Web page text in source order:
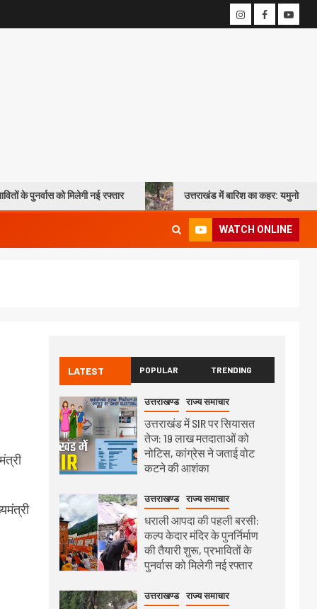
नई रफ्तार उत्तराखंड में बारिश का कहर: यमुनोत्री और बदरीनाथ हाईवे
WATCH ONLINE
LATEST POPULAR TRENDING
उत्तराखण्ड राज्य समाचार
उत्तराखंड में SIR पर सियासत
तेज: 19 लाख मतदाताओं को
नोटिस, कांग्रेस ने जताई वोट
कटने की आशंका
उत्तराखण्ड राज्य समाचार
धराली आपदा की पहली बरसी:
कल्प केदार मंदिर के पुनर्निर्माण
की तैयारी शुरू, प्रभावितों के
पुनर्वास को मिलेगी नई रफ्तार
उत्तराखण्ड राज्य समाचार